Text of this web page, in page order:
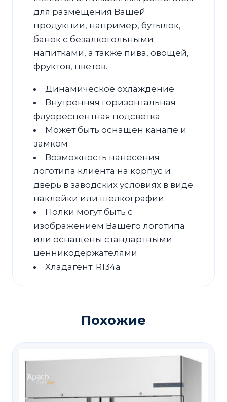
для размещения Вашей
продукции, например, бутылок,
банок с безалкогольными
напитками, а также пива, овощей,
фруктов, цветов.
Динамическое охлаждение
Внутренняя горизонтальная
флуоресцентная подсветка
Может быть оснащен канапе и
замком
Возможность нанесения
логотипа клиента на корпус и
дверь в заводских условиях в виде
наклейки или шелкографии
Полки могут быть с
изображением Вашего логотипа
или оснащены стандартными
ценникодержателями
Хладагент: R134a
Похожие